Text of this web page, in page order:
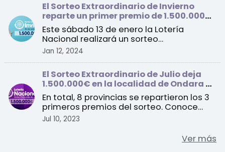
El Sorteo Extraordinario de Invierno
reparte un primer premio de 1.500.000
euros por serie
Este sábado 13 de enero la Lotería
Nacional realizará un sorteo
extraordinario con un total de 1 ...
Jan 12, 2024
El Sorteo Extraordinario de Julio deja
1.500.000€ en la localidad de Ondara en
Alicante
En total, 8 provincias se repartieron los 3
primeros premios del sorteo. Conoce
todos los detall ...
Jul 10, 2023
Ver más